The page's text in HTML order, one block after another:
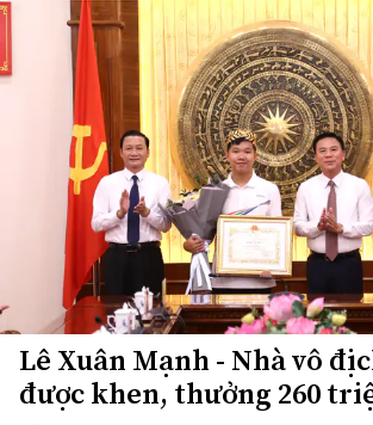
Lê Xuân Mạnh - Nhà vô
được khen, thưởng 260